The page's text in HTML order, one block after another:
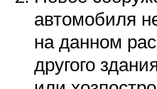
автомобиля
на данном
другого